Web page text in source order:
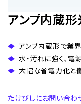
アンプ内蔵
アンプ内蔵形で業
水・汚れに強く、電
大幅な省電力化と
たけびしにお問い合わ